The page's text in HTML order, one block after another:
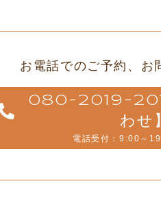
お電話でのご予約、 お
080-2019-
わせ
電話受付：9:00～